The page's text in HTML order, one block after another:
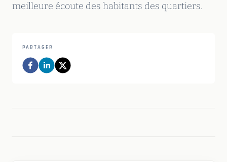
meilleure écoute des habitants des quartiers.
PARTAGER